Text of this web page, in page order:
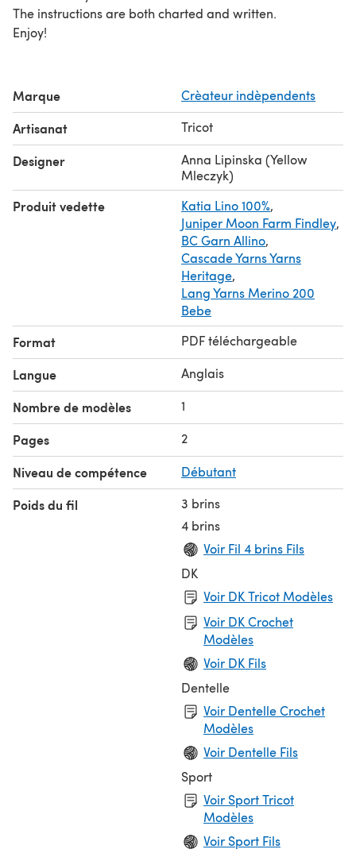
The instructions are both charted and written.
Enjoy!
Marque Crèateur indèpendents
Artisanat Tricot
Designer
Anna Lipinska (Yellow
Mleczyk)
Produit vedette Katia Lino 100%,
Juniper Moon Farm Findley,
BC Garn Allino,
Cascade Yarns Yarns
Heritage,
Lang Yarns Merino 200
Bebe
Format PDF téléchargeable
Langue Anglais
Nombre de modèles 1
Pages 2
Niveau de compétence Débutant
Poids du fil
3 brins
4 brins
Voir Fil 4 brins Fils
DK
Voir DK Tricot Modèles
Voir DK Crochet
Modèles
Voir DK Fils
Dentelle
Voir Dentelle Crochet
Modèles
Voir Dentelle Fils
Sport
Voir Sport Tricot
Modèles
Voir Sport Fils